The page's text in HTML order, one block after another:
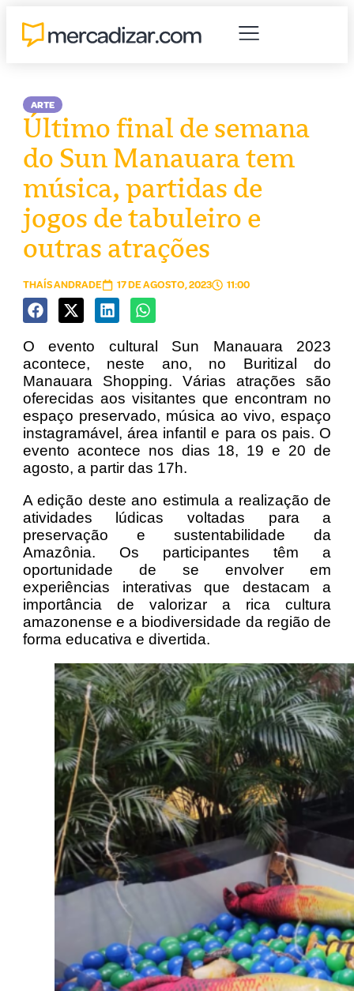
ARTE
Último final de semana
do Sun Manauara tem
música, partidas de
jogos de tabuleiro e
outras atrações
THAÍS ANDRADE 17 DE AGOSTO, 2023 11:00
O evento cultural Sun Manauara 2023
acontece, neste ano, no Buritizal do
Manauara Shopping. Várias atrações são
oferecidas aos visitantes que encontram no
espaço preservado, música ao vivo, espaço
instagramável, área infantil e para os pais. O
evento acontece nos dias 18, 19 e 20 de
agosto, a partir das 17h.
A edição deste ano estimula a realização de
atividades lúdicas voltadas para a
preservação e sustentabilidade da
Amazônia. Os participantes têm a
oportunidade de se envolver em
experiências interativas que destacam a
importância de valorizar a rica cultura
amazonense e a biodiversidade da região de
forma educativa e divertida.